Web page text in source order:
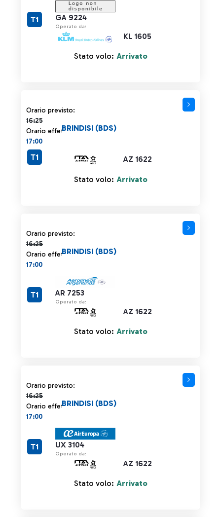
GA 9224
Operato da:
KL 1605
T1
Stato volo: Arrivato
Orario previsto:
16:25
Orario previsto 16:25 barrato
Orario effettivo:
17:00
AZ 1622
BRINDISI (BDS)
T1
Stato volo: Arrivato
Orario previsto:
16:25
Orario previsto 16:25 barrato
Orario effettivo:
17:00
AR 7253
Operato da:
AZ 1622
BRINDISI (BDS)
T1
Stato volo: Arrivato
Orario previsto:
16:25
Orario previsto 16:25 barrato
Orario effettivo:
17:00
UX 3104
Operato da:
AZ 1622
BRINDISI (BDS)
T1
Stato volo: Arrivato